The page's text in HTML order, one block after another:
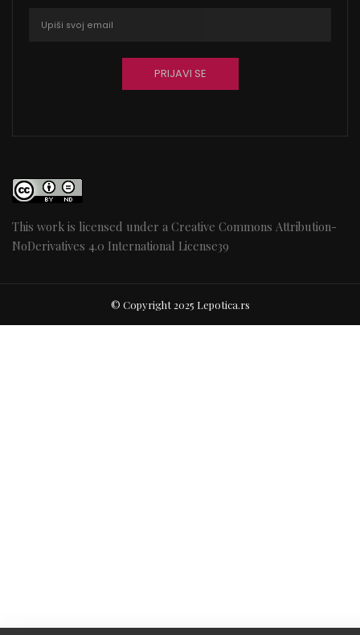
This work is licensed under a Creative Commons Attribution-
NoDerivatives 4.0 International License39
© Copyright 2025 Lepotica.rs